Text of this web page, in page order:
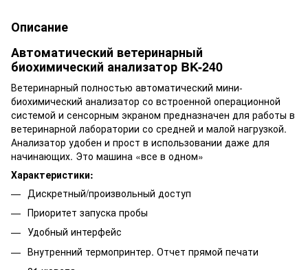
Описание
Автоматический ветеринарный
биохимический анализатор BK-240
Ветеринарный полностью автоматический мини-
биохимический анализатор со встроенной операционной
системой и сенсорным экраном предназначен для работы в
ветеринарной лаборатории со средней и малой нагрузкой.
Анализатор удобен и прост в использовании даже для
начинающих. Это машина «все в одном»
Характеристики:
Дискретный/произвольный доступ
Приоритет запуска пробы
Удобный интерфейс
Внутренний термопринтер. Отчет прямой печати